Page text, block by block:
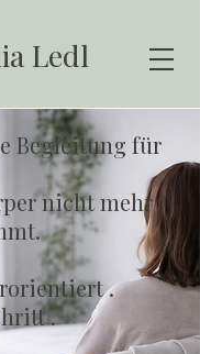
Ledl
Begleitung für
nicht mehr
.
.